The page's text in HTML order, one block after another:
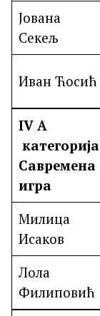
Јована
Секељ
Иван Ћосић
IVA
категорија
Савремена
игра
Милица
Исаков
Лола
Филиповић